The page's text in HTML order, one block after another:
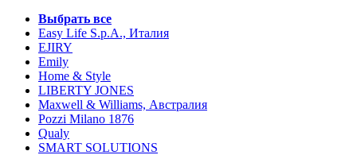
Выбрать все
Easy Life S.p.A., Италия
EJIRY
Emily
Home & Style
LIBERTY JONES
Maxwell & Williams, Австралия
Pozzi Milano 1876
Qualy
SMART SOLUTIONS